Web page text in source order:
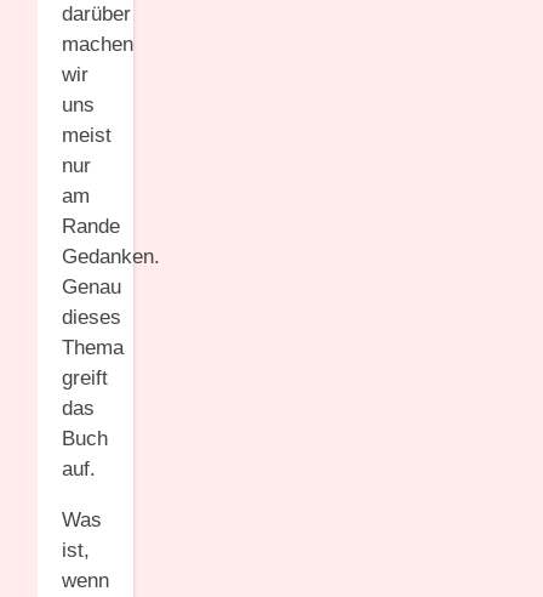
darüber
machen
wir
uns
meist
nur
am
Rande
Gedanken.
Genau
dieses
Thema
greift
das
Buch
auf.
Was
ist,
wenn